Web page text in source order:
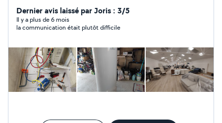
de montage et de cuisines .
Dernier avis laissé par Joris : 3/5
Il y a plus de 6 mois
la communication était plutôt difficile